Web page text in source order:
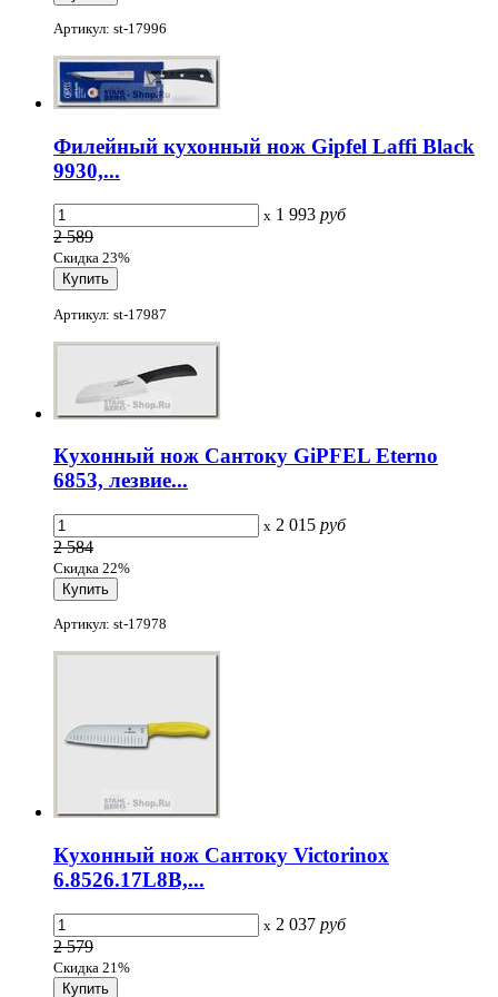
Артикул: st-17996
Филейный кухонный нож Gipfel Laffi Black
9930,...
x 1 993 руб
2 589
Скидка 23%
Артикул: st-17987
Кухонный нож Сантоку GiPFEL Eterno
6853, лезвие...
x 2 015 руб
2 584
Скидка 22%
Артикул: st-17978
Кухонный нож Сантоку Victorinox
6.8526.17L8B,...
x 2 037 руб
2 579
Скидка 21%